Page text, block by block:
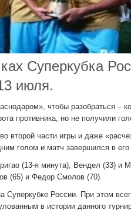
Суперкубка
июля.
чтобы разобраться
противника, но не получили
второй части игры и даже
голом и матч завершился в его
(13-я минута), Вендел (33)
(65) и Федор Смолов (70).
Суперкубке России. При этом
в истории данного